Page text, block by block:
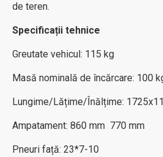
de teren.
Specificații tehnice
Greutate vehicul: 115 kg
Masă nominală de încărcare: 100
Lungime/Lățime/Înălțime:
Ampatament: 860 mm 770 mm
Pneuri față: 23*7-10